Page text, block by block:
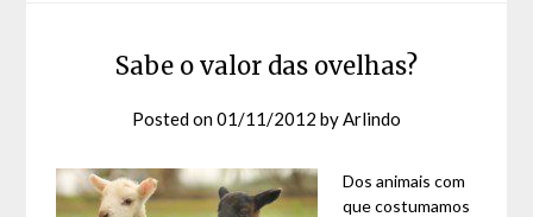
Sabe o valor das ovelhas?
Posted on01/11/2012 byArlindo
Dos animais com
que costumamos